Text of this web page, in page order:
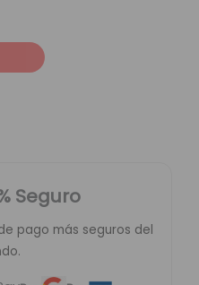
Seguro
pago más seguros del